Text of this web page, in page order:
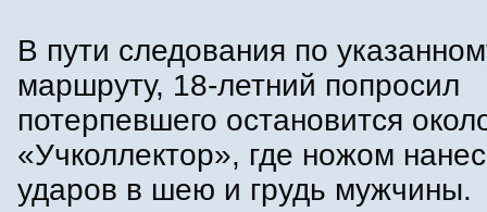
В пути следования по
маршруту, 18-летний попросил
потерпевшего остановится
«Учколлектор», где ножом
ударов в шею и грудь мужчины.